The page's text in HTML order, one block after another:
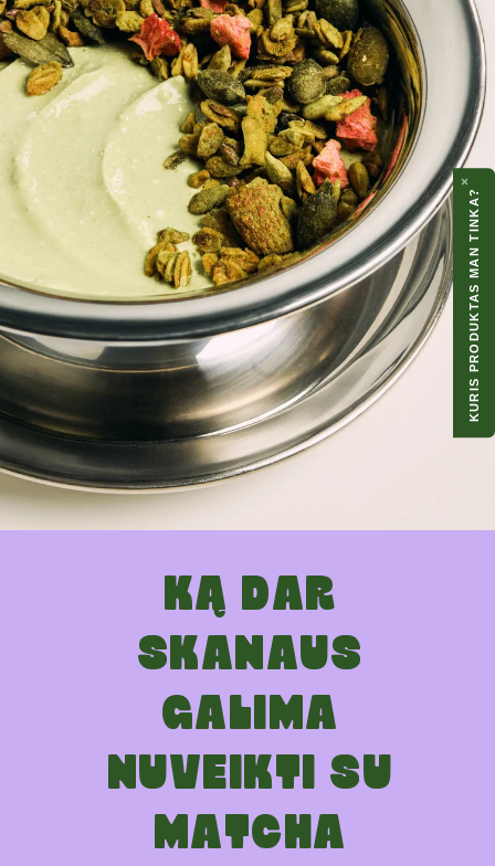
Netinka plauti indaplovėje.
KĄ DAR
SKANAUS
GALIMA
NUVEIKTI SU
MATCHA
×
KURIS PRODUKTAS MAN TINKA?